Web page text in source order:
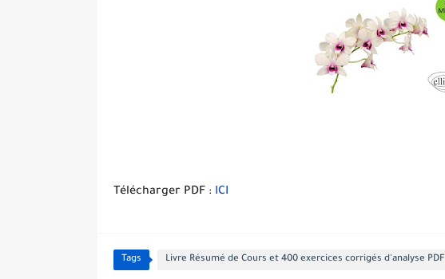
Télécharger PDF : ICI
Tags Livre Résumé de Cours et 400 exercices corrigés d'analyse PDF